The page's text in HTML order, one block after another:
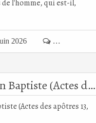
de l'homme, qui est-il,
2026  …
24 juin St Jean Baptiste (Actes des apôtres 13, 22-26) (DiMail 336)